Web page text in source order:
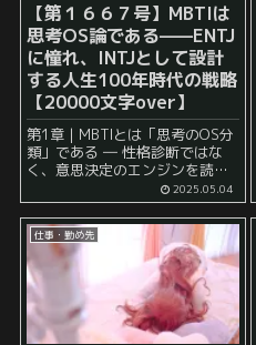
【第１６６７号】MBTIは
思考OS論である——ENTJ
に憧れ、INTJとして設計
する人生100年時代の戦略
【20000文字over】
第1章｜MBTIとは「思考のOS分
類」である ― 性格診断ではな
く、意思決定のエンジンを読み
Type Indicator）は、一般的に
は「性格診断ツール」として広
く知られていま...
2025.05.04
仕事・勤め先